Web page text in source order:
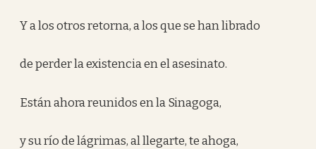
Y a los otros retorna, a los que se han librado
de perder la existencia en el asesinato.
Están ahora reunidos en la Sinagoga,
y su río de lágrimas, al llegarte, te ahoga,